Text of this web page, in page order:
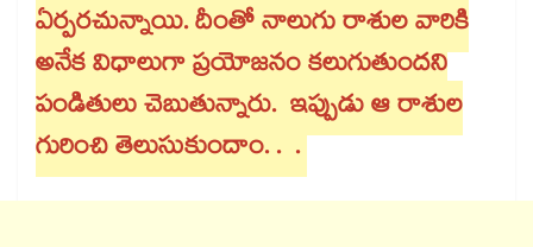
ఏర్పరచున్నాయి. దీంతో నాలుగు రాశుల వారికి
అనేక విధాలుగా ప్రయోజనం కలుగుతుందని
పండితులు చెబుతున్నారు. ఇప్పుడు ఆ రాశుల
గురించి తెలుసుకుందాం. . .